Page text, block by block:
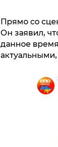
Прямо со
Он заявил,
данное